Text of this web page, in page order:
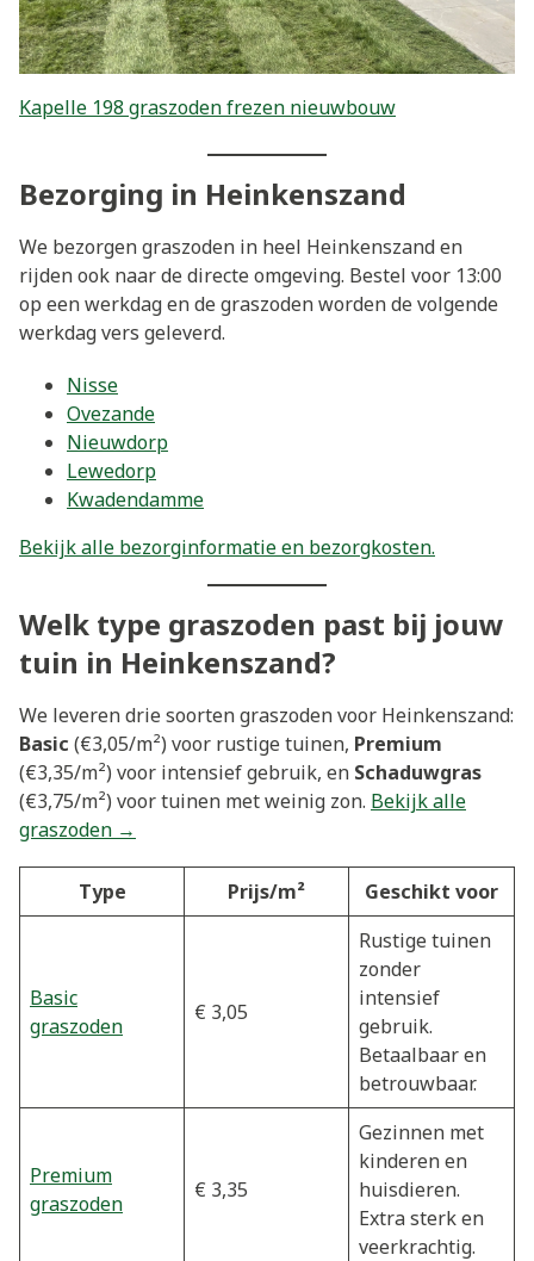
Kapelle 198 graszoden frezen nieuwbouw
Bezorging in Heinkenszand
We bezorgen graszoden in heel Heinkenszand en
rijden ook naar de directe omgeving. Bestel voor 13:00
op een werkdag en de graszoden worden de volgende
werkdag vers geleverd.
Nisse
Ovezande
Nieuwdorp
Lewedorp
Kwadendamme
Bekijk alle bezorginformatie en bezorgkosten.
Welk type graszoden past bij jouw
tuin in Heinkenszand?
We leveren drie soorten graszoden voor Heinkenszand:
Basic (€3,05/m²) voor rustige tuinen, Premium
(€3,35/m²) voor intensief gebruik, en Schaduwgras
(€3,75/m²) voor tuinen met weinig zon. Bekijk alle
graszoden →
Type Prijs/m² Geschikt voor
Basic
graszoden
€ 3,05
Rustige tuinen
zonder
intensief
gebruik.
Betaalbaar en
betrouwbaar.
Premium
graszoden
€ 3,35
Gezinnen met
kinderen en
huisdieren.
Extra sterk en
veerkrachtig.